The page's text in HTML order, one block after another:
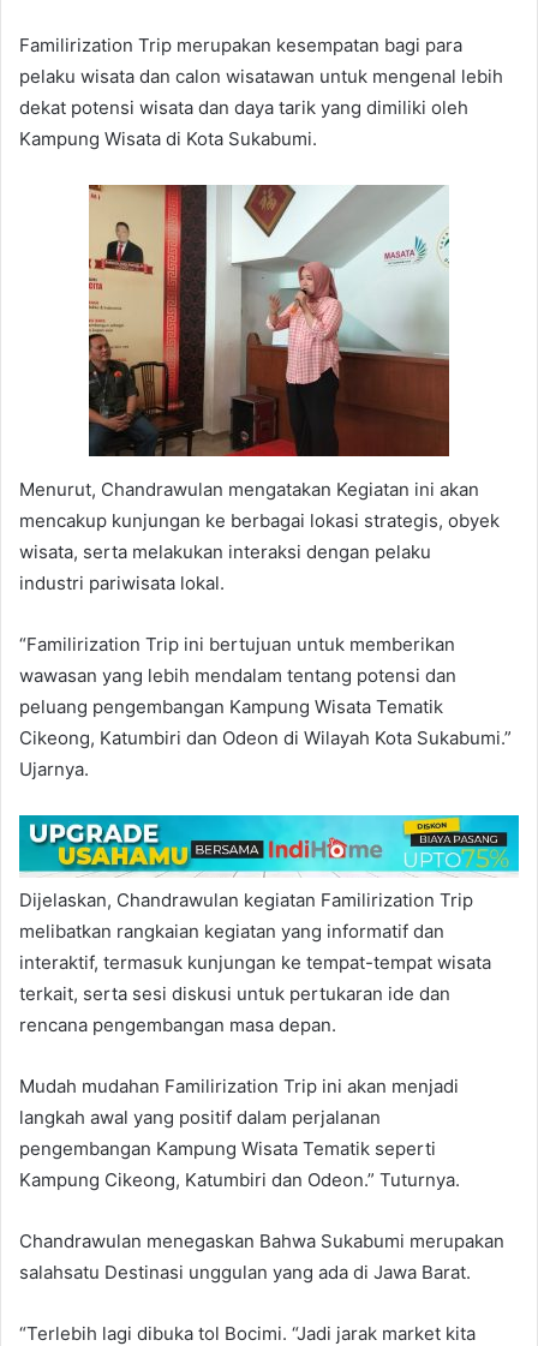
Familirization Trip merupakan kesempatan bagi para
pelaku wisata dan calon wisatawan untuk mengenal lebih
dekat potensi wisata dan daya tarik yang dimiliki oleh
Kampung Wisata di Kota Sukabumi.
Menurut, Chandrawulan mengatakan Kegiatan ini akan
mencakup kunjungan ke berbagai lokasi strategis, obyek
wisata, serta melakukan interaksi dengan pelaku
industri pariwisata lokal.
“Familirization Trip ini bertujuan untuk memberikan
wawasan yang lebih mendalam tentang potensi dan
peluang pengembangan Kampung Wisata Tematik
Cikeong, Katumbiri dan Odeon di Wilayah Kota Sukabumi.”
Ujarnya.
Dijelaskan, Chandrawulan kegiatan Familirization Trip
melibatkan rangkaian kegiatan yang informatif dan
interaktif, termasuk kunjungan ke tempat-tempat wisata
terkait, serta sesi diskusi untuk pertukaran ide dan
rencana pengembangan masa depan.
Mudah mudahan Familirization Trip ini akan menjadi
langkah awal yang positif dalam perjalanan
pengembangan Kampung Wisata Tematik seperti
Kampung Cikeong, Katumbiri dan Odeon.” Tuturnya.
Chandrawulan menegaskan Bahwa Sukabumi merupakan
salahsatu Destinasi unggulan yang ada di Jawa Barat.
“Terlebih lagi dibuka tol Bocimi. “Jadi jarak market kita